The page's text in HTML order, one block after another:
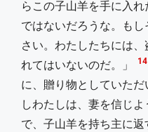
らこの子山羊を手に入
ではないだろうな。も
さい。わたしたちには
れてはいないのだ。」
14
に、贈り物としていた
しわたしは、妻を信じ
で、子山羊を持ち主に